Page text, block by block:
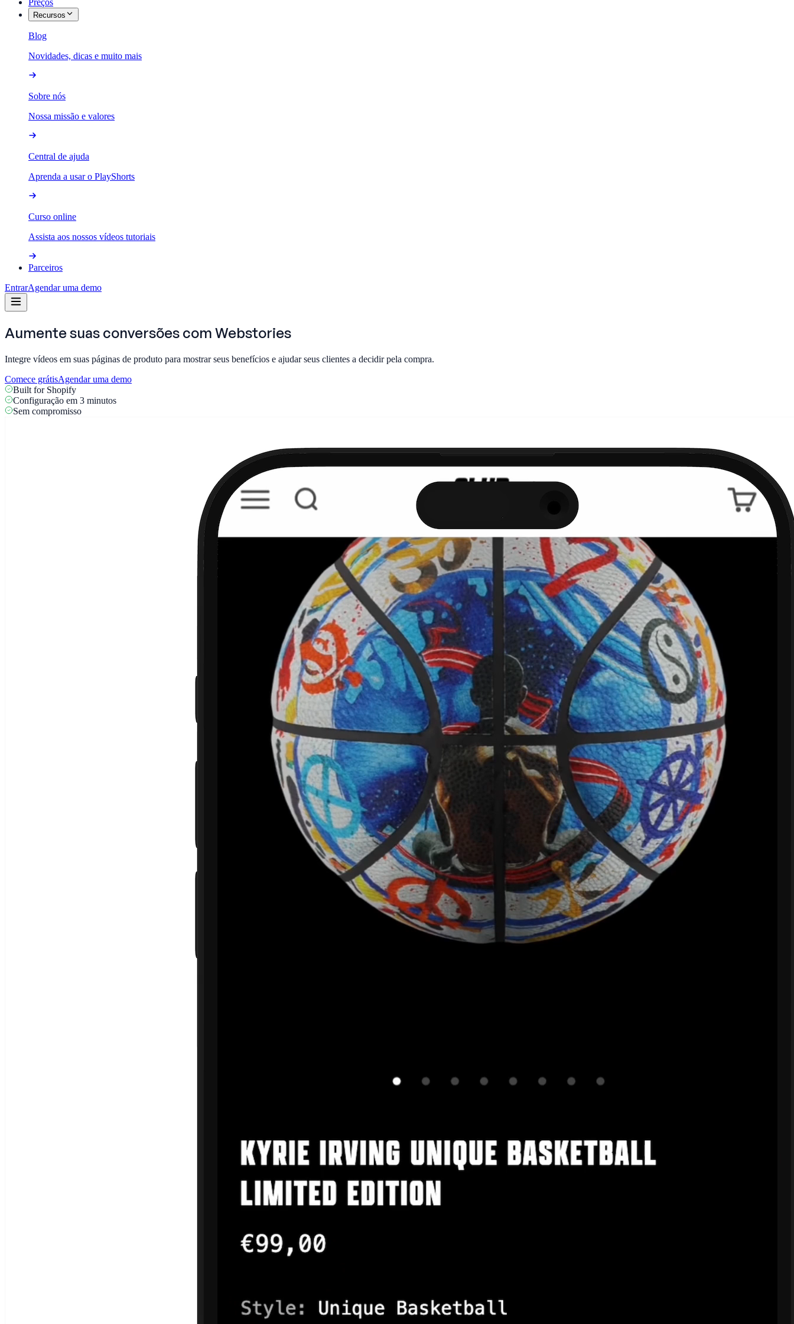
Preços
Recursos
Blog
Novidades, dicas e muito mais
Sobre nós
Nossa missão e valores
Central de ajuda
Aprenda a usar o PlayShorts
Curso online
Assista aos nossos vídeos tutoriais
Parceiros
EntrarAgendar uma demo
Aumente suas conversões com Webstories
Integre vídeos em suas páginas de produto para mostrar seus benefícios e ajudar seus clientes a decidir pela compra.
Comece grátisAgendar uma demo
Built for Shopify
Configuração em 3 minutos
Sem compromisso